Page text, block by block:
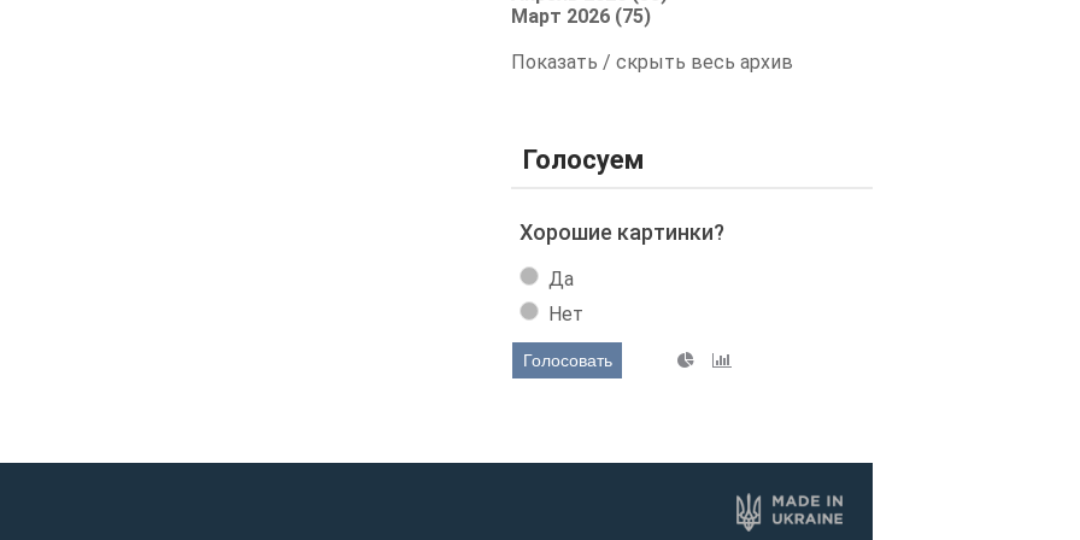
Март 2026 (75)
Показать / скрыть весь архив
Голосуем
Хорошие картинки?
Да
Нет
Голосовать